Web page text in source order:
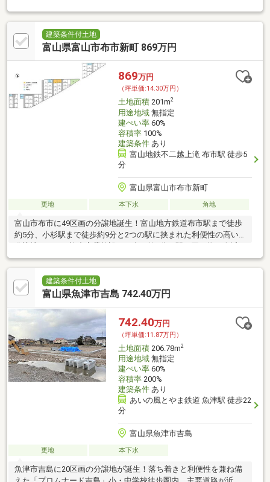
建築条件付土地
富山県富山市布市新町 869万円
869万円
（坪単価:14.30万円）
土地面積201m2
用途地域無指定
建ぺい率60%
容積率100%
建築条件あり
富山地鉄不二越上滝 布市駅 徒歩5
分
富山県富山市布市新町
更地 本下水 角地
富山市布市に49区画の分譲地誕生！富山地方鉄道布市駅まで徒歩
約5分、小杉駅まで徒歩約9分と2つの駅に挟まれた利便性の高い
分譲地。さらに複合商業施設まで車で約5分の駅・買い物が身近に
整う町。
建築条件付土地
富山県魚津市吉島 742.40万円
742.40万円
（坪単価:11.87万円）
土地面積206.78m2
用途地域無指定
建ぺい率60%
容積率200%
建築条件あり
あいの風とやま鉄道 魚津駅 徒歩22
分
富山県魚津市吉島
更地 本下水
魚津市吉島に20区画の分譲地が誕生！落ち着きと利便性を兼ね備